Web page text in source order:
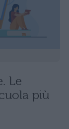
Le
più